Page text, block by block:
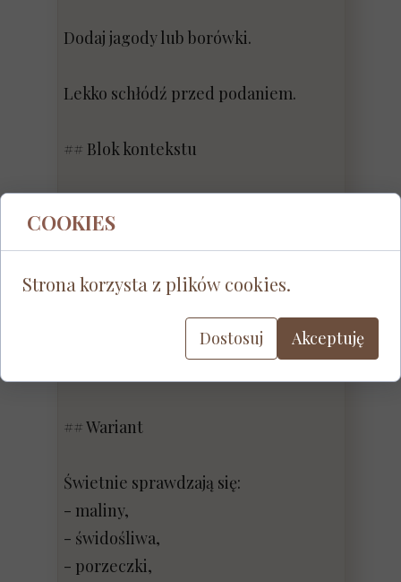
Dodaj jagody lub borówki.
Lekko schłódź przed podaniem.
## Blok kontekstu
stabilizuje kremy, dlatego nawet
mieć elegancką strukturę. Mąka
migdałowa tworzy bardziej maślany i
delikatny spód niż klasyczne kruche
## Wariant
Świetnie sprawdzają się:
- maliny,
- świdośliwa,
- porzeczki,
COOKIES
Strona korzysta z plików cookies.
Dostosuj Akceptuję